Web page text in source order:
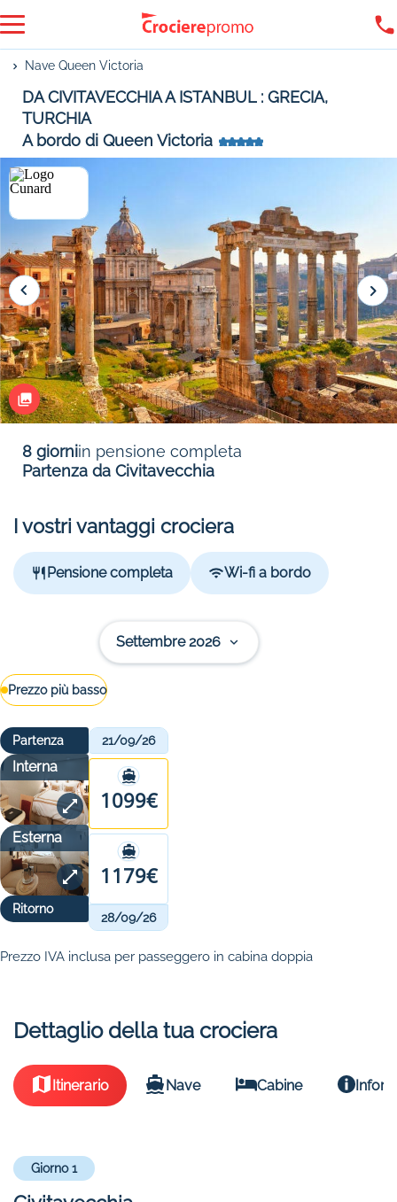
Nave Queen Victoria
8 giorniin pensione completa
Partenza da Civitavecchia
DA CIVITAVECCHIA A ISTANBUL : GRECIA,
TURCHIA
A bordo di Queen Victoria
I vostri vantaggi crociera
Pensione completa Wi-fi a bordo
Prezzo più basso
Settembre 2026
Partenza
Interna
Esterna
Ritorno
21/09/26
1099€
1179€
28/09/26
Prezzo IVA inclusa per passeggero in cabina doppia
Dettaglio della tua crociera
Itinerario Nave Cabine
Giorno 1